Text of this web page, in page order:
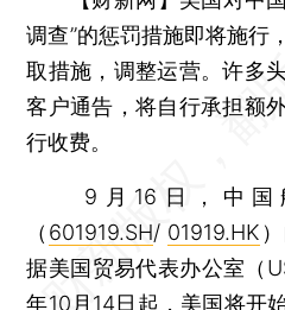
调查”的惩罚措施即将施行
取措施，调整运营。许多
客户通告，将自行承担额
行收费。
9月16日，中国
（ 601919.SH/ 01919.HK
据美国贸易代表办公室（
年10月14日起，美国将开